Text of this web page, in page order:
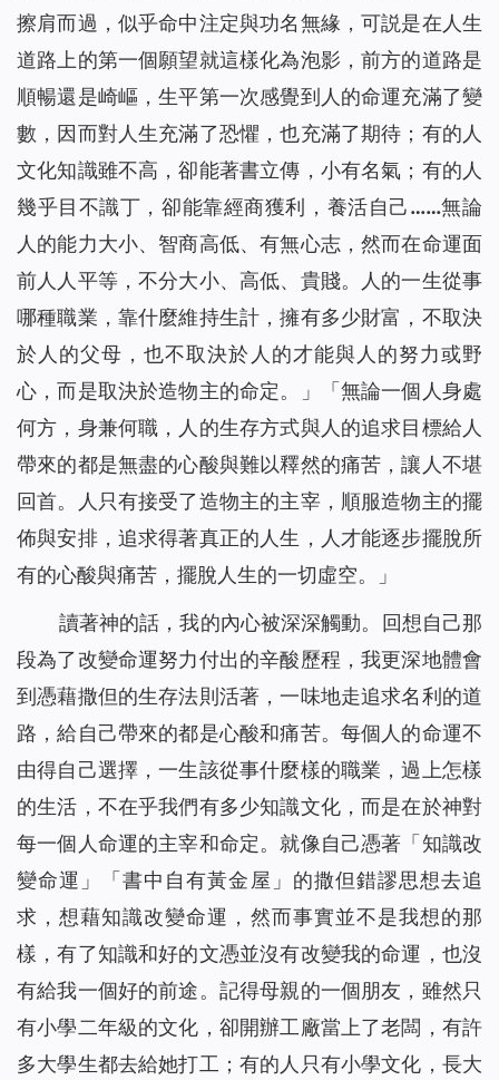
擦肩而過，似乎命中注定與功名無緣，可説是在人生
道路上的第一個願望就這樣化為泡影，前方的道路是
順暢還是崎嶇，生平第一次感覺到人的命運充滿了變
數，因而對人生充滿了恐懼，也充滿了期待；有的人
文化知識雖不高，卻能著書立傳，小有名氣；有的人
幾乎目不識丁，卻能靠經商獲利，養活自己……無論
人的能力大小、智商高低、有無心志，然而在命運面
前人人平等，不分大小、高低、貴賤。人的一生從事
哪種職業，靠什麼維持生計，擁有多少財富，不取決
於人的父母，也不取決於人的才能與人的努力或野
心，而是取決於造物主的命定。
」「 無論一個人身處
何方，身兼何職，人的生存方式與人的追求目標給人
帶來的都是無盡的心酸與難以釋然的痛苦，讓人不堪
回首。人只有接受了造物主的主宰，順服造物主的擺
佈與安排，追求得著真正的人生，人才能逐步擺脫所
有的心酸與痛苦，擺脫人生的一切虛空。
」
讀著神的話，我的內心被深深觸動。回想自己那
段為了改變命運努力付出的辛酸歷程，我更深地體會
到憑藉撒但的生存法則活著，一味地走追求名利的道
路，給自己帶來的都是心酸和痛苦。每個人的命運不
由得自己選擇，一生該從事什麼樣的職業，過上怎樣
的生活，不在乎我們有多少知識文化，而是在於神對
每一個人命運的主宰和命定。就像自己憑著「知識改
變命運」「書中自有黃金屋」的撒但錯謬思想去追
求，想藉知識改變命運，然而事實並不是我想的那
樣，有了知識和好的文憑並沒有改變我的命運，也沒
有給我一個好的前途。記得母親的一個朋友，雖然只
有小學二年級的文化，卻開辦工廠當上了老闆，有許
多大學生都去給她打工；有的人只有小學文化，長大